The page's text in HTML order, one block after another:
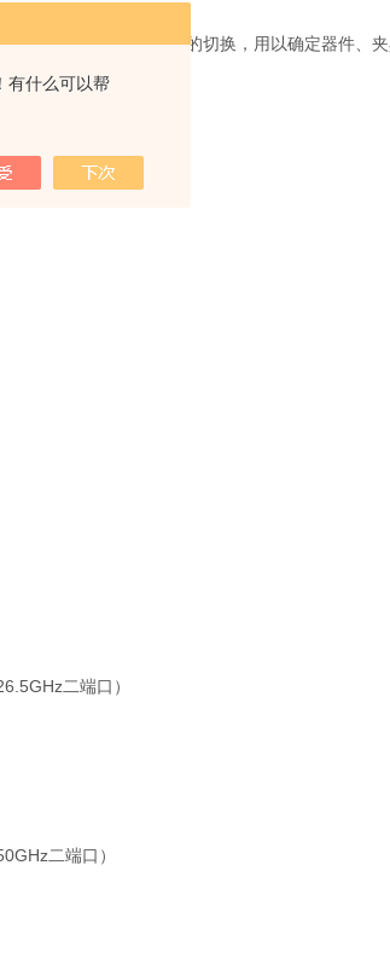
有什么可以帮
量结果频域和时域之间的切换，用以确定器件、
二端口）
二端口）